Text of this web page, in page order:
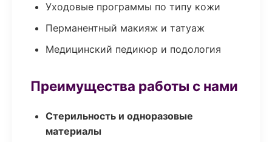
Уходовые программы по типу кожи
Перманентный макияж и татуаж
Медицинский педикюр и подология
Преимущества работы с нами
Стерильность и одноразовые
материалы